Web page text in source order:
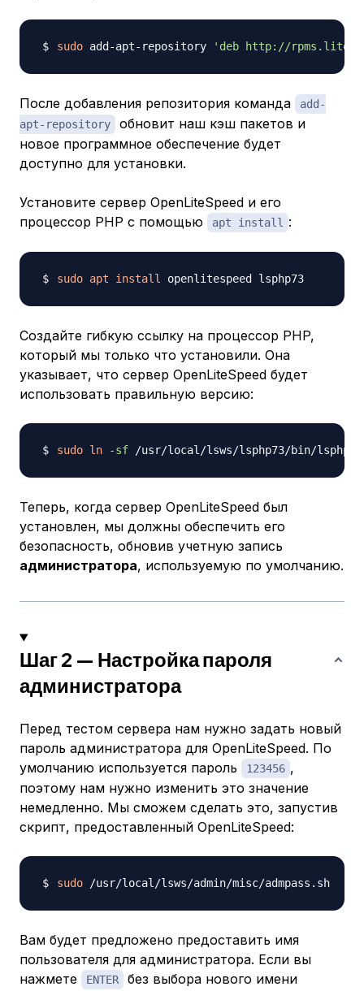
sudo add-apt-repository 'deb http://
После добавления репозитория команда
add-
apt-repository
обновит наш кэш пакетов и
новое программное обеспечение будет
доступно для установки.
Установите сервер OpenLiteSpeed и его
процессор PHP с помощью
apt install :
sudo apt install
Создайте гибкую ссылку на процессор PHP,
который мы только что установили. Она
указывает, что сервер OpenLiteSpeed будет
использовать правильную версию:
sudo ln -sf
Теперь, когда сервер OpenLiteSpeed был
установлен, мы должны обеспечить его
безопасность, обновив учетную запись
администратора, используемую по умолчанию.
Шаг 2 — Настройка пароля
администратора
Перед тестом сервера нам нужно задать новый
пароль администратора для OpenLiteSpeed. По
умолчанию используется пароль
123456 ,
поэтому нам нужно изменить это значение
немедленно. Мы сможем сделать это, запустив
скрипт, предоставленный OpenLiteSpeed:
sudo
Вам будет предложено предоставить имя
пользователя для администратора. Если вы
нажмете
ENTER без выбора нового имени